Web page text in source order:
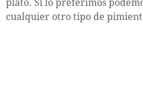
plato. Si lo preferimos
cualquier otro tipo de